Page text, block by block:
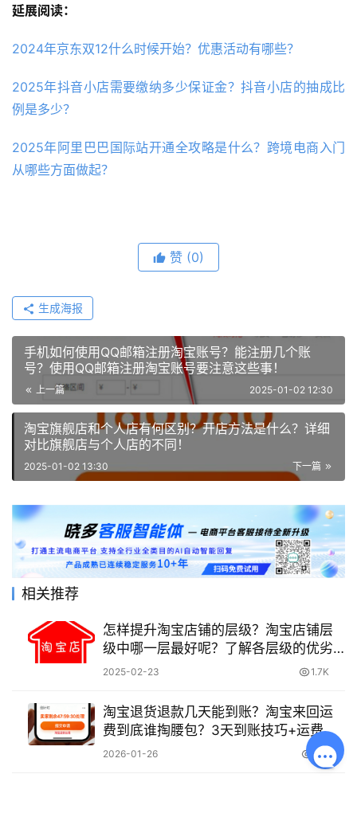
延展阅读：
2024年京东双12什么时候开始？优惠活动有哪些？
2025年抖音小店需要缴纳多少保证金？抖音小店的抽成比
例是多少？
2025年阿里巴巴国际站开通全攻略是什么？跨境电商入门
从哪些方面做起？
赞 (0)
生成海报
手机如何使用QQ邮箱注册淘宝账号？能注册几个账
号？使用QQ邮箱注册淘宝账号要注意这些事！
上一篇 2025-01-02 12:30
淘宝旗舰店和个人店有何区别？开店方法是什么？详细
对比旗舰店与个人店的不同！
下一篇
2025-01-02 13:30
相关推荐
怎样提升淘宝店铺的层级？淘宝店铺层
级中哪一层最好呢？了解各层级的优劣
选择适合自己的才是最好的！
2025-02-23 1.7K
淘宝退货退款几天能到账？淘宝来回运
费到底谁掏腰包？3天到账技巧+运费责
任判定全解，超时自动退款与维权指南
2026-01-26 891